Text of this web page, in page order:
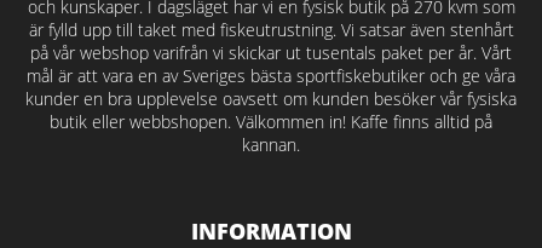
och kunskaper. I dagsläget har vi en fysisk butik på 270 kvm som
är fylld upp till taket med fiskeutrustning. Vi satsar även stenhårt
på vår webshop varifrån vi skickar ut tusentals paket per år. Vårt
mål är att vara en av Sveriges bästa sportfiskebutiker och ge våra
kunder en bra upplevelse oavsett om kunden besöker vår fysiska
butik eller webbshopen. Välkommen in! Kaffe finns alltid på
kannan.
INFORMATION